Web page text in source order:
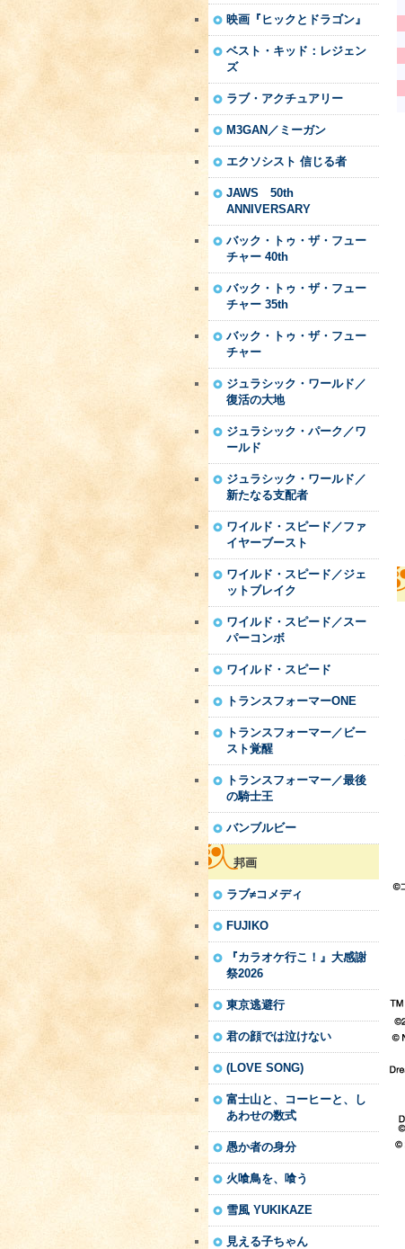
映画『ヒックとドラゴン』
ベスト・キッド：レジェン
ズ
ラブ・アクチュアリー
M3GAN／ミーガン
エクソシスト 信じる者
JAWS 50th
ANNIVERSARY
バック・トゥ・ザ・フュー
チャー 40th
バック・トゥ・ザ・フュー
チャー 35th
バック・トゥ・ザ・フュー
チャー
ジュラシック・ワールド／
復活の大地
ジュラシック・パーク／ワ
ールド
ジュラシック・ワールド／
新たなる支配者
ワイルド・スピード／ファ
イヤーブースト
ワイルド・スピード／ジェ
ットブレイク
ワイルド・スピード／スー
パーコンボ
ワイルド・スピード
トランスフォーマーONE
トランスフォーマー／ビー
スト覚醒
トランスフォーマー／最後
の騎士王
バンブルビー
邦画
ラブ≠コメディ
FUJIKO
『カラオケ行こ！』大感謝
祭2026
東京逃避行
君の顔では泣けない
(LOVE SONG)
富士山と、コーヒーと、し
あわせの数式
愚か者の身分
火喰鳥を、喰う
雪風 YUKIKAZE
見える子ちゃん